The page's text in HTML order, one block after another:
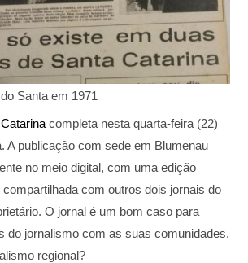
Santa em 1971
completa nesta quarta-feira (22)
A publicação com sede em Blumenau
no meio digital, com uma edição
com outros dois jornais do
O jornal é um bom caso para
do jornalismo com as suas comunidades.
regional?